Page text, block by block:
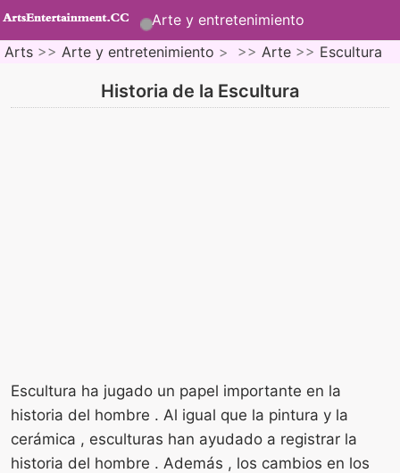
Arte y entretenimiento
Arts >> Arte y entretenimiento > >> Arte >> Escultura
Historia de la Escultura
Escultura ha jugado un papel importante en la
historia del hombre . Al igual que la pintura y la
cerámica , esculturas han ayudado a registrar la
historia del hombre . Además , los cambios en los